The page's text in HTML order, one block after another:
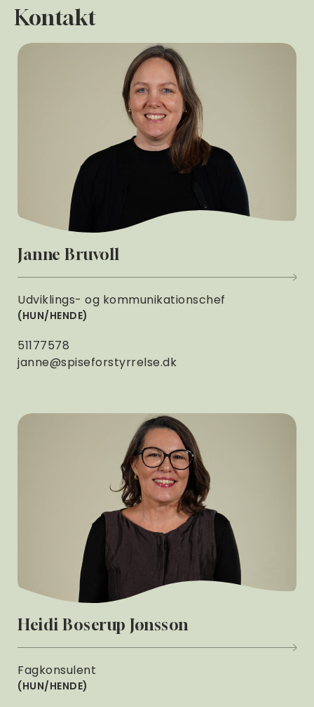
Kontakt
Janne Bruvoll
Udviklings- og kommunikationschef
HUN/HENDE
51177578
janne@spiseforstyrrelse.dk
Heidi Boserup Jønsson
Fagkonsulent
HUN/HENDE